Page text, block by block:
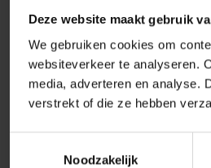
Deze website maakt gebruik
We gebruiken cookies om
websiteverkeer te analyseren.
media, adverteren en analyse.
verstrekt of die ze hebben
Noodzakelijk